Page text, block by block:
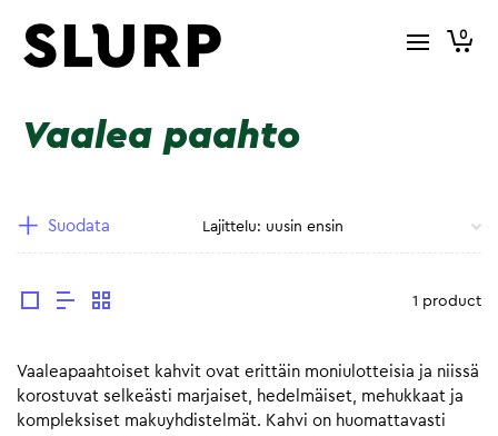
0
Vaalea paahto
Suodata
1 product
Vaaleapaahtoiset kahvit ovat erittäin moniulotteisia ja niissä
korostuvat selkeästi marjaiset, hedelmäiset, mehukkaat ja
kompleksiset makuyhdistelmät. Kahvi on huomattavasti